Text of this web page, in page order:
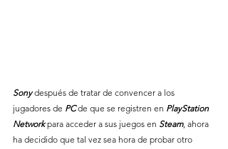
Sony después de tratar de convencer a los
jugadores de PC de que se registren en PlayStation
Network para acceder a sus juegos en Steam, ahora
ha decidido que tal vez sea hora de probar otro